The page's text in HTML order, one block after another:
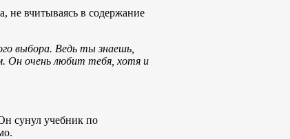
не вчитываясь в содержание
выбора. Ведь ты знаешь,
Он очень любит тебя, хотя и
сунул учебник по